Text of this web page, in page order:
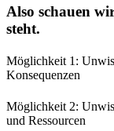
Also schauen
steht.
Möglichkeit 1:
Konsequenzen
Möglichkeit 2:
und Ressourcen